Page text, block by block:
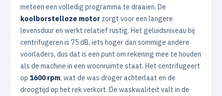
meteen een volledig programma te draaien. De
koolborstelloze motor zorgt voor een langere
levensduur en werkt relatief rustig. Het geluidsniveau bij
centrifugeren is 75 dB, iets hoger dan sommige andere
voorladers, dus dat is een punt om rekening mee te houden
als de machine in een woonruimte staat. Het centrifugeert
op 1600 rpm, wat de was droger achterlaat en de
droogtijd op het rek verkort. De waskwaliteit valt in de